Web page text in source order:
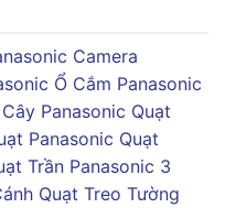
Camera
Ổ Cắm Panasonic
Panasonic Quạt
Panasonic Quạt
Trần Panasonic 3
Quạt Treo Tường